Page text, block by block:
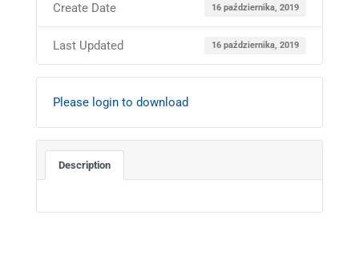
Create Date 16 października, 2019
Last Updated 16 października, 2019
Please login to download
Description